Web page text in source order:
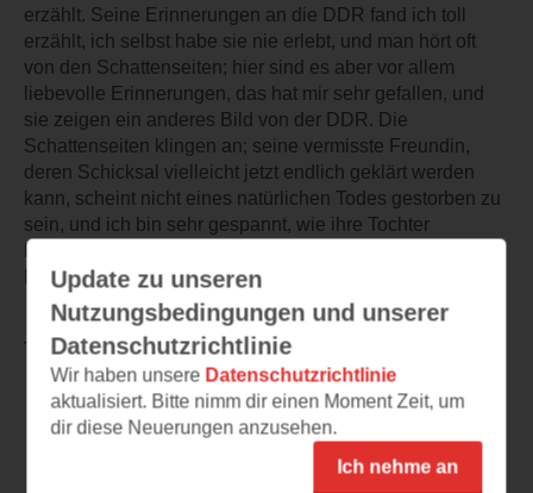
erzählt. Seine Erinnerungen an die DDR fand ich toll
erzählt, ich selbst habe sie nie erlebt, und man hört oft
von den Schattenseiten; hier sind es aber vor allem
liebevolle Erinnerungen, das hat mir sehr gefallen, und
sie zeigen ein anderes Bild von der DDR. Die
Schattenseiten klingen an; seine vermisste Freundin,
deren Schicksal vielleicht jetzt endlich geklärt werden
kann, scheint nicht eines natürlichen Todes gestorben zu
sein, und ich bin sehr gespannt, wie ihre Tochter
Labensky ausfindig machen konnte und was es mit ihrer
Mutter auf sich hat.
TEILEN
Weitere Leseeindrücke
Update zu unseren
Nutzungsbedingungen und unserer
Datenschutzrichtlinie
Wir haben unsere Datenschutzrichtlinie
aktualisiert. Bitte nimm dir einen Moment Zeit, um
dir diese Neuerungen anzusehen.
Ich nehme an